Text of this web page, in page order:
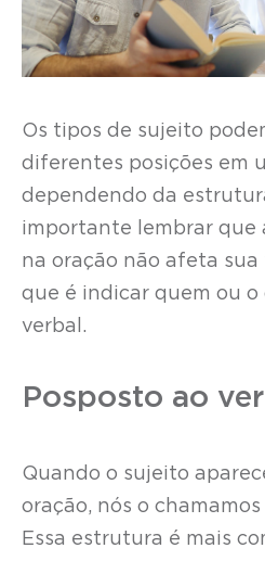
Os tipos de sujeito
diferentes posições em
dependendo da
importante lembrar que
na oração não afeta
que é indicar quem ou
verbal.
Posposto ao
Quando o sujeito
oração, nós o
Essa estrutura é mais